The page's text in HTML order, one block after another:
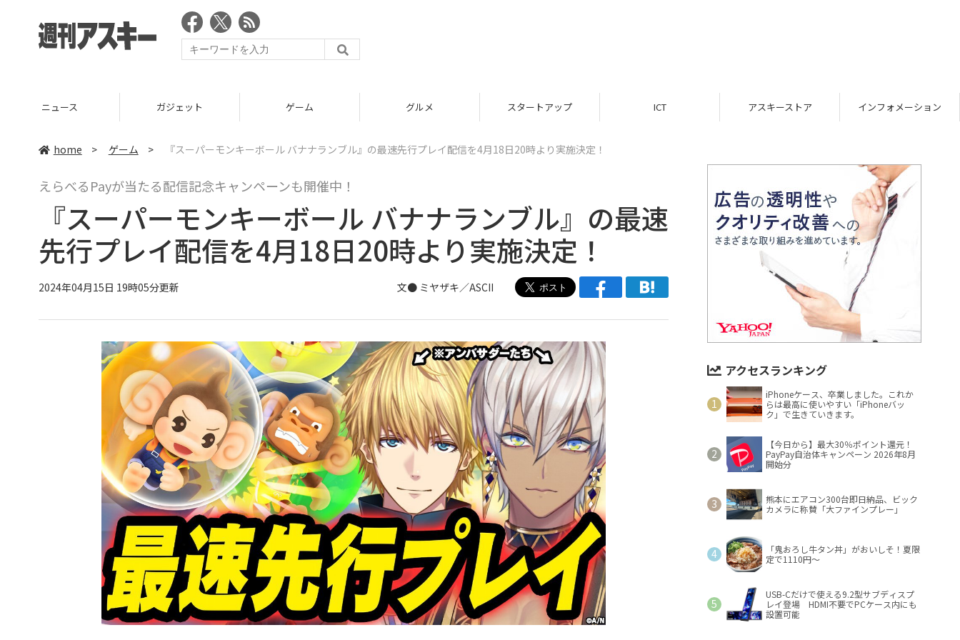
ニュース ガジェット ゲーム グルメ スタートアップ ICT アスキーストア インフォメーション
home > ゲーム > 『スーパーモンキーボール バナナランブル』の最速先行プレイ配信を4月18日20時より実施決定！
えらべるPayが当たる配信記念キャンペーンも開催中！
『スーパーモンキーボール バナナランブル』の最速
先行プレイ配信を4月18日20時より実施決定！
2024年04月15日 19時05分更新 文● ミヤザキ／ASCII
アクセスランキング
iPhoneケース、卒業しました。これか
らは最高に使いやすい「iPhoneバッ
ク」で生きていきます。
【今日から】最大30％ポイント還元！
PayPay自治体キャンペーン 2026年8月
開始分
熊本にエアコン300台即日納品、ビック
カメラに称賛「大ファインプレー」
「鬼おろし牛タン丼」がおいしそ！夏限
定で1110円～
USB-Cだけで使える9.2型サブディスプ
レイ登場 HDMI不要でPCケース内にも
設置可能